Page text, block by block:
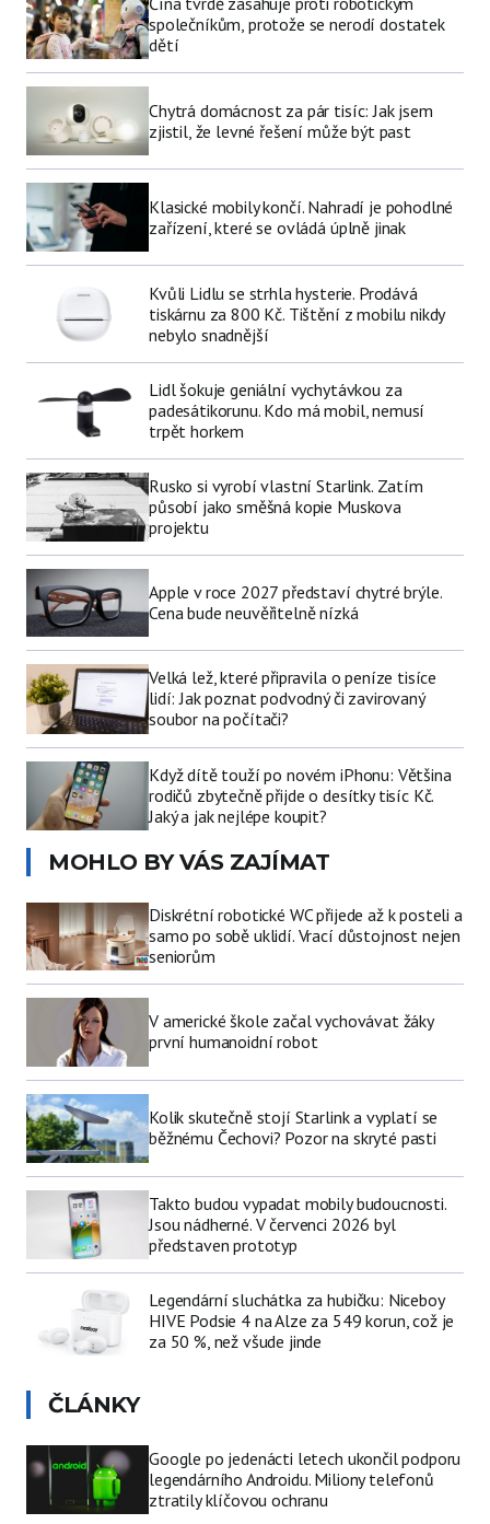
společníkům, protože se nerodí dostatek
dětí
Chytrá domácnost za pár tisíc: Jak jsem
zjistil, že levné řešení může být past
Klasické mobily končí. Nahradí je pohodlné
zařízení, které se ovládá úplně jinak
Kvůli Lidlu se strhla hysterie. Prodává
tiskárnu za 800 Kč. Tištění z mobilu nikdy
nebylo snadnější
Lidl šokuje geniální vychytávkou za
padesátikorunu. Kdo má mobil, nemusí
trpět horkem
Rusko si vyrobí vlastní Starlink. Zatím
působí jako směšná kopie Muskova
projektu
Apple v roce 2027 představí chytré brýle.
Cena bude neuvěřitelně nízká
Velká lež, které připravila o peníze tisíce
lidí: Jak poznat podvodný či zavirovaný
soubor na počítači?
Když dítě touží po novém iPhonu: Většina
rodičů zbytečně přijde o desítky tisíc Kč.
Jaký a jak nejlépe koupit?
MOHLO BY VÁS ZAJÍMAT
Diskrétní robotické WC přijede až k posteli a
samo po sobě uklidí. Vrací důstojnost nejen
seniorům
V americké škole začal vychovávat žáky
první humanoidní robot
Kolik skutečně stojí Starlink a vyplatí se
běžnému Čechovi? Pozor na skryté pasti
Takto budou vypadat mobily budoucnosti.
Jsou nádherné. V červenci 2026 byl
představen prototyp
Legendární sluchátka za hubičku: Niceboy
HIVE Podsie 4 na Alze za 549 korun, což je
za 50 %, než všude jinde
ČLÁNKY
Google po jedenácti letech ukončil podporu
legendárního Androidu. Miliony telefonů
ztratily klíčovou ochranu